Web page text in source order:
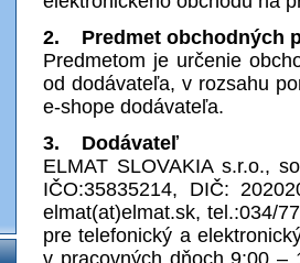
2. Predmet obchodných
Predmetom je určenie
od dodávateľa, v rozsahu
e-shope dodávateľa.
3. Dodávateľ
ELMAT SLOVAKIA s.r.o.,
IČO:35835214, DIČ:
elmat(at)elmat.sk, tel.:034/
pre telefonický a